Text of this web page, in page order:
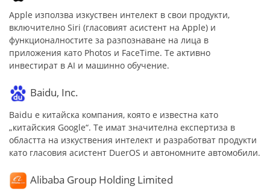
Apple използва изкуствен интелект в свои продукти,
включително Siri (гласовият асистент на Apple) и
функционалностите за разпознаване на лица в
приложения като Photos и FaceTime. Те активно
инвестират в AI и машинно обучение.
Baidu, Inc.
Baidu е китайска компания, която е известна като
„китайския Google“. Те имат значителна експертиза в
областта на изкуствения интелект и разработват продукти
като гласовия асистент DuerOS и автономните автомобили.
Alibaba Group Holding Limited